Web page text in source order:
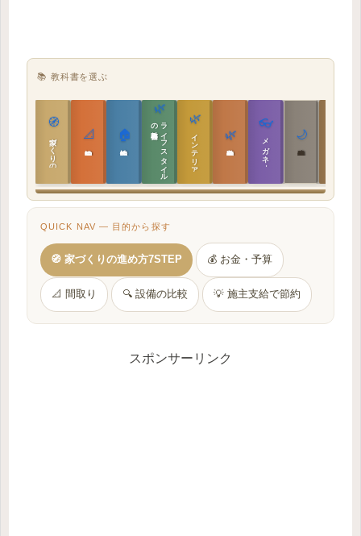
📚 教科書を選ぶ
🧭
家づくりの教科書 📐
実施設計の教科書
🏠
性能設計の教科書
🌿
ラ
イ
フ
ス
タ
イ
ル
の
教科書 🌿
インテリア設計 🌿
敷地設計の教科書
👓
メガネ｜転職 🌙
建築思想の教科書
QUICK NAV — 目的から探す
🧭 家づくりの進め方7STEP 💰 お金・予算
📐 間取り 🔍 設備の比較 💡 施主支給で節約
スポンサーリンク